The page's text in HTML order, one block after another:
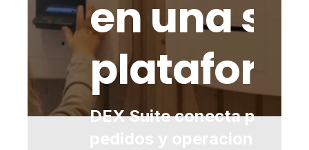
en una
DEX Suite conecta
pedidos y operaciones en